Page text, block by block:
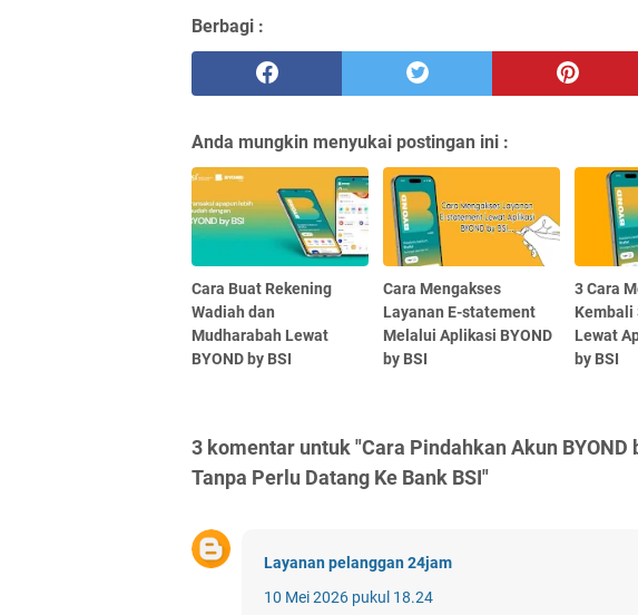
Berbagi :
Anda mungkin menyukai postingan ini :
Cara Buat Rekening
Wadiah dan
Mudharabah Lewat
BYOND by BSI
Cara Mengakses
Layanan E-statement
Melalui Aplikasi BYOND
by BSI
3 Cara
Kembali
Lewat
by BSI
3 komentar untuk "Cara Pindahkan Akun BYOND
Tanpa Perlu Datang Ke Bank BSI"
Layanan pelanggan 24jam
10 Mei 2026 pukul 18.24